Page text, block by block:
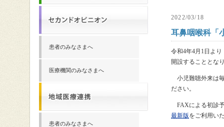
患者のみなさまへ
医療機関のみなさまへ
患者のみなさまへ
2022/03/18
耳鼻咽喉科「
令和4年4月1日よ
開設することとな
小児難聴外来は
ださい。
FAXによる初診
最新版をご利用い